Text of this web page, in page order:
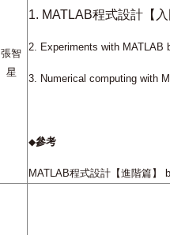
張智
星
1. MATLAB程式設計【入
2. Experiments with MATLAB
3. Numerical computing with
◆參考
MATLAB程式設計【進階篇】